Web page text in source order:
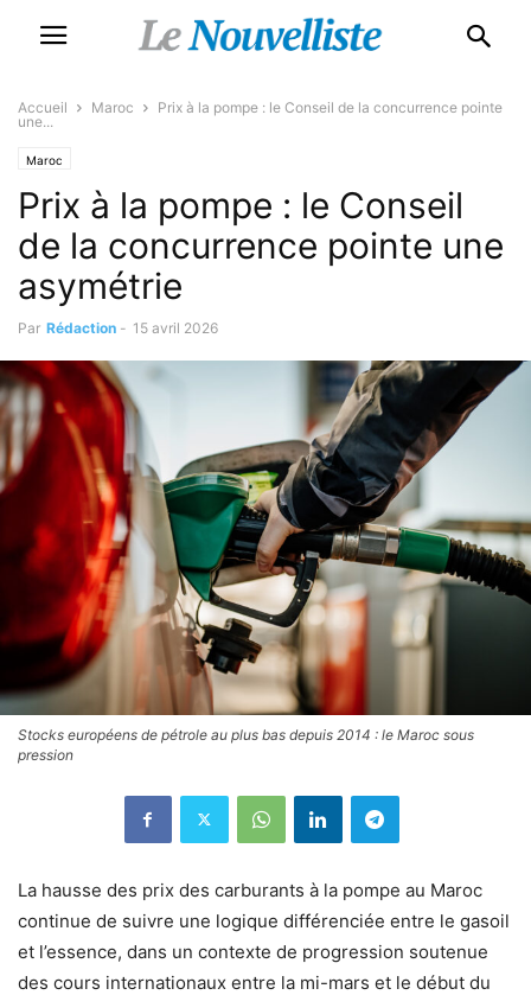
Accueil Maroc
Prix à la pompe : le Conseil de la concurrence pointe
une...
Maroc
Prix à la pompe : le Conseil
de la concurrence pointe une
asymétrie
Par Rédaction - 15 avril 2026
Stocks européens de pétrole au plus bas depuis 2014 : le Maroc sous
pression
La hausse des prix des carburants à la pompe au Maroc
continue de suivre une logique différenciée entre le gasoil
et l’essence, dans un contexte de progression soutenue
des cours internationaux entre la mi-mars et le début du